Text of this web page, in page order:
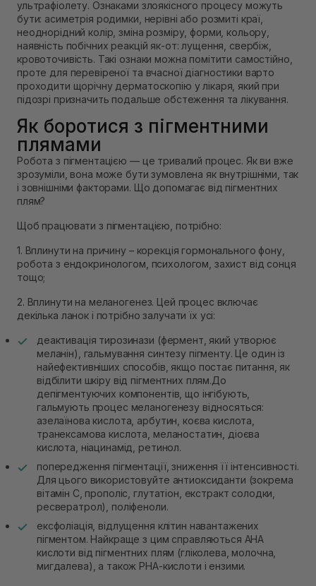
ультрафіолету. Ознаками злоякісного процесу можуть
бути: асиметрія родимки, нерівні або розмиті краї,
неоднорідний колір, зміна розміру, форми, кольору,
наявність побічних реакцій як-от: лущення, свербіж,
кровоточивість. Такі ознаки можна помітити самостійно,
проте для перевіреної та вчасної діагностики варто
проходити щорічну дерматоскопію у лікаря, який при
підозрі призначить подальше обстеження та лікування.
Як боротися з пігментними
плямами
Робота з пігментацією — це тривалий процес. Як ви вже
зрозуміли, вона може бути зумовлена як внутрішніми, так
і зовнішніми факторами. Що допомагає від пігментних
плям?
Щоб працювати з пігментацією, потрібно:
1. Вплинути на причину – корекція гормонального фону,
робота з ендокринологом, психологом, захист від сонця
тощо;
2. Вплинути на меланогенез. Цей процес включає
декілька ланок і потрібно залучати їх усі:
деактивація тирозинази (фермент, який утворює
меланін), гальмування синтезу пігменту. Це один із
найефективніших способів, якщо постає питання, як
відбілити шкіру від пігментних плям.До
депігментуючих компонентів, що інгібують,
гальмують процес меланогенезу відносяться:
азелаїнова кислота, арбутин, коєва кислота,
транексамова кислота, меланостатин, діоєва
кислота, ніацинамід, ретинол.
попередження пігментації, зниження її інтенсивності.
Для цього використовуйте антиоксиданти (зокрема
вітамін С, прополіс, глутатіон, екстракт солодки,
ресвератрол), поліфеноли.
ексфоліація, відлущення клітин навантажених
пігментом. Найкраще з цим справляються AHA
кислоти від пігментних плям (гліколева, молочна,
мигдалева), а також PHA-кислоти і ензими.